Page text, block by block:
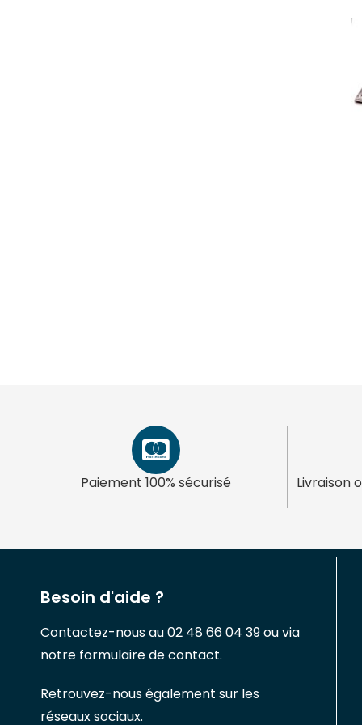
Paiement 100% sécurisé Livraison
Besoin d'aide ?
Contactez-nous au 02 48 66 04 39 ou via
notre formulaire de contact.
Retrouvez-nous également sur les
réseaux sociaux.